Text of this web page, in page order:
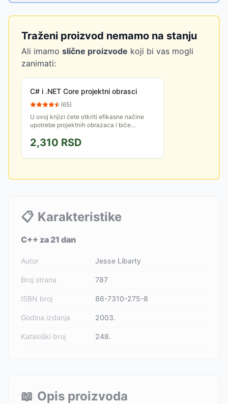
Traženi proizvod nemamo na stanju
Ali imamo slične proizvode koji bi vas mogli
zanimati:
C# i .NET Core projektni obrasci
(65)
U ovoj knjizi ćete otkriti efikasne načine
upotrebe projektnih obrazaca i biće
izvršnog koda koji je...
2,310 RSD
📋 Karakteristike
C++ za 21 dan
Autor Jesse Libarty
Broj strana 787
ISBN broj 86-7310-275-8
Godina izdanja 2003.
Kataloški broj 248.
📖 Opis proizvoda